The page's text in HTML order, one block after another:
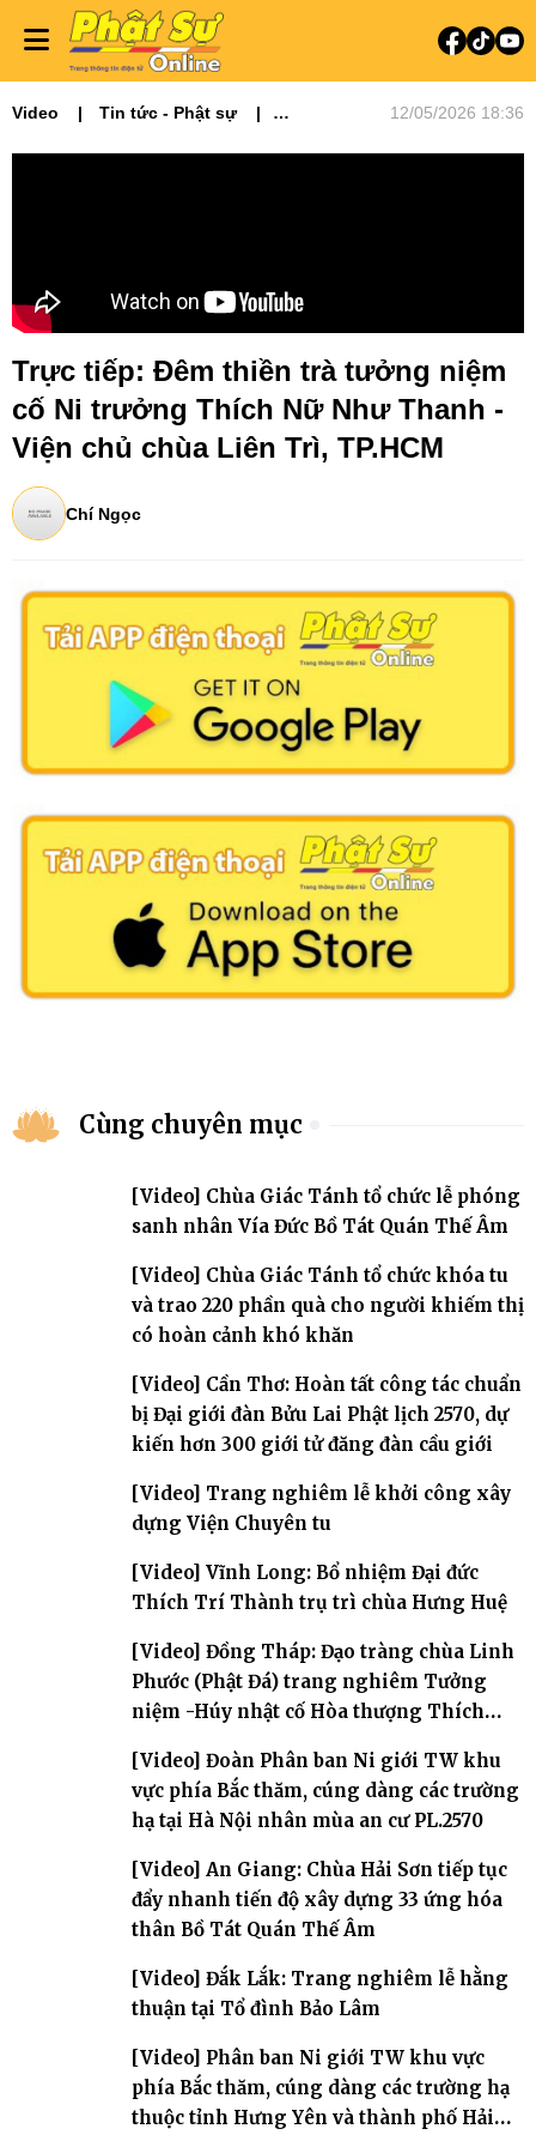
Video
Tin tức - Phật sự
12/05/2026 18:36
Trực tiếp: Đêm thiền trà tưởng niệm
cố Ni trưởng Thích Nữ Như Thanh -
Viện chủ chùa Liên Trì, TP.HCM
Chí Ngọc
Cùng chuyên mục
[Video] Chùa Giác Tánh tổ chức lễ phóng
sanh nhân Vía Đức Bồ Tát Quán Thế Âm
[Video] Chùa Giác Tánh tổ chức khóa tu
và trao 220 phần quà cho người khiếm thị
có hoàn cảnh khó khăn
[Video] Cần Thơ: Hoàn tất công tác chuẩn
bị Đại giới đàn Bửu Lai Phật lịch 2570, dự
kiến hơn 300 giới tử đăng đàn cầu giới
[Video] Trang nghiêm lễ khởi công xây
dựng Viện Chuyên tu
[Video] Vĩnh Long: Bổ nhiệm Đại đức
Thích Trí Thành trụ trì chùa Hưng Huệ
[Video] Đồng Tháp: Đạo tràng chùa Linh
Phước (Phật Đá) trang nghiêm Tưởng
niệm -Húy nhật cố Hòa thượng Thích
[Video] Đoàn Phân ban Ni giới TW khu
vực phía Bắc thăm, cúng dàng các trường
hạ tại Hà Nội nhân mùa an cư PL.2570
[Video] An Giang: Chùa Hải Sơn tiếp tục
đẩy nhanh tiến độ xây dựng 33 ứng hóa
thân Bồ Tát Quán Thế Âm
[Video] Đắk Lắk: Trang nghiêm lễ hằng
thuận tại Tổ đình Bảo Lâm
[Video] Phân ban Ni giới TW khu vực
phía Bắc thăm, cúng dàng các trường hạ
thuộc tỉnh Hưng Yên và thành phố Hải